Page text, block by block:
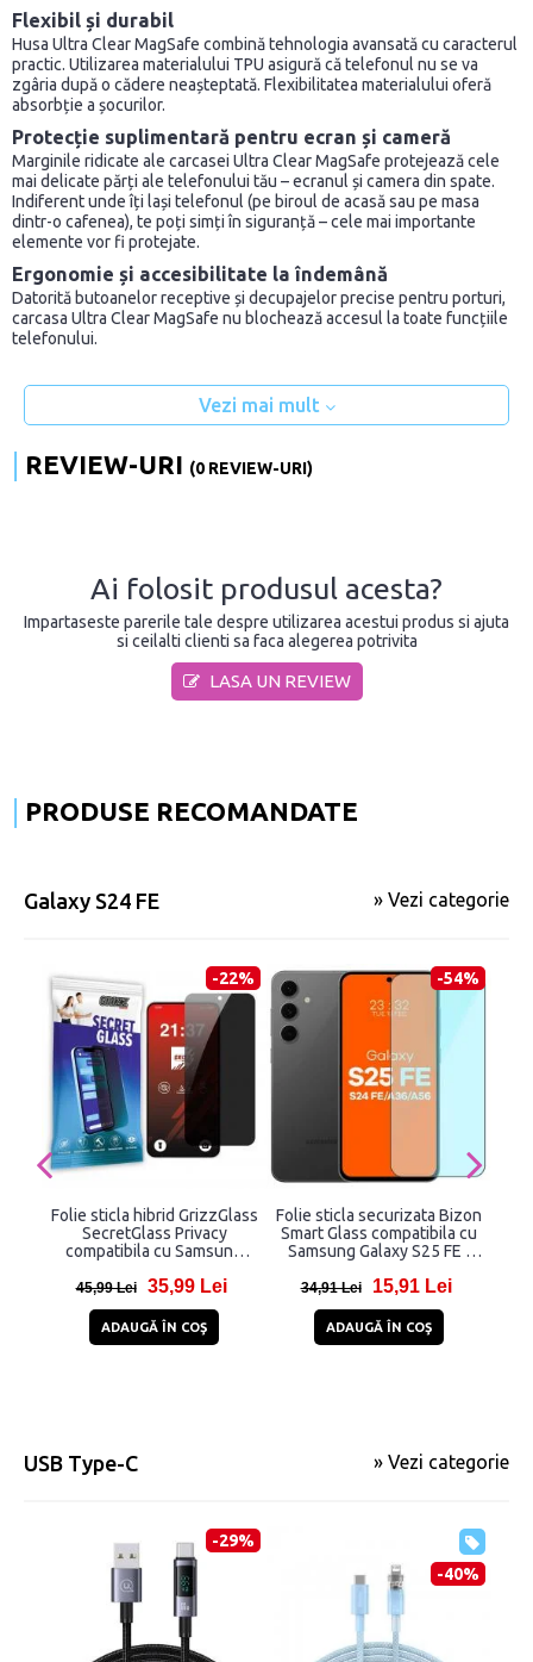
Flexibil și durabil
Husa Ultra Clear MagSafe combină tehnologia avansată cu caracterul
practic. Utilizarea materialului TPU asigură că telefonul nu se va
zgâria după o cădere neașteptată. Flexibilitatea materialului oferă
absorbție a șocurilor.
Protecție suplimentară pentru ecran și cameră
Marginile ridicate ale carcasei Ultra Clear MagSafe protejează cele
mai delicate părți ale telefonului tău – ecranul și camera din spate.
Indiferent unde îți lași telefonul (pe biroul de acasă sau pe masa
dintr-o cafenea), te poți simți în siguranță – cele mai importante
elemente vor fi protejate.
Ergonomie și accesibilitate la îndemână
Datorită butoanelor receptive și decupajelor precise pentru porturi,
carcasa Ultra Clear MagSafe nu blochează accesul la toate funcțiile
telefonului.
Vezi mai mult
REVIEW-URI (0 REVIEW-URI)
Ai folosit produsul acesta?
Impartaseste parerile tale despre utilizarea acestui produs si ajuta
si ceilalti clienti sa faca alegerea potrivita
LASA UN REVIEW
PRODUSE RECOMANDATE
Galaxy S24 FE » Vezi categorie
-22%
Folie sticla hibrid GrizzGlass
SecretGlass Privacy
compatibila cu Samsung
45,99 Lei 35,99 Lei
ADAUGĂ ÎN COŞ
-54%
Folie sticla securizata Bizon
Smart Glass compatibila cu
Samsung Galaxy S25 FE /
34,91 Lei 15,91 Lei
ADAUGĂ ÎN COŞ
USB Type-C » Vezi categorie
-29%
-40%